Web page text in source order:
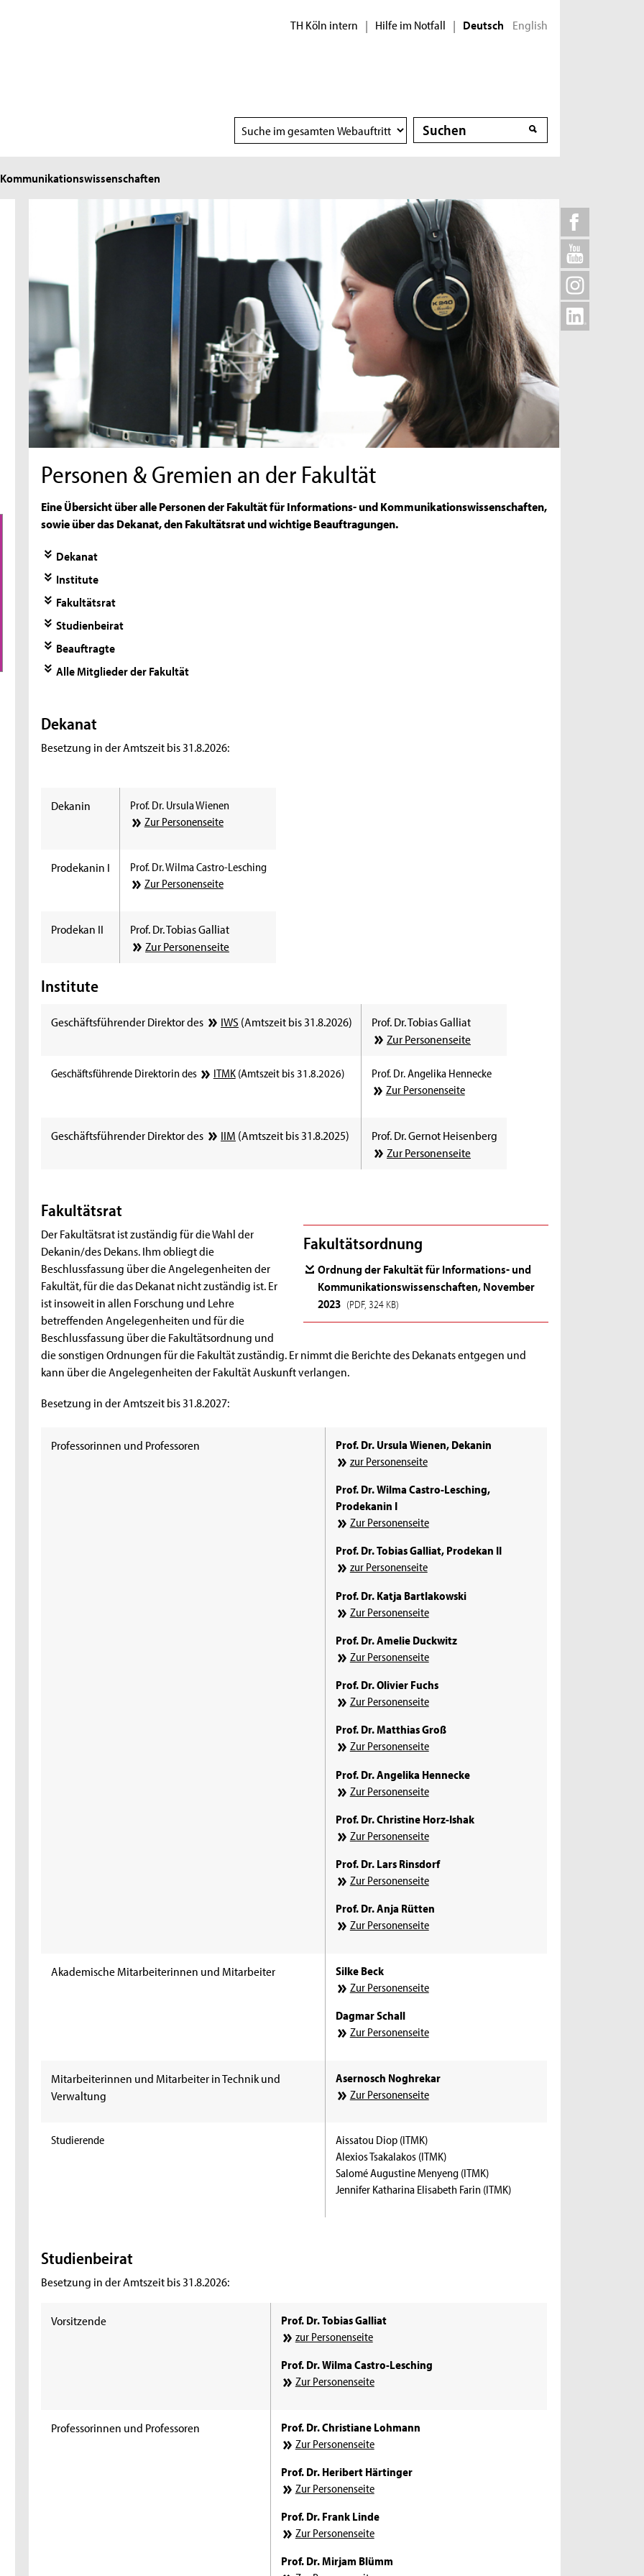
TH Köln intern | Hilfe im Notfall | Deutsch English
Suchbereich
wählen
Suche
Suche
Personen & Gremien an der Fakultät
Eine Übersicht über alle Personen der Fakultät für Informations- und Kommunikationswissenschaften,
sowie über das Dekanat, den Fakultätsrat und wichtige Beauftragungen.
Dekanat
Institute
Fakultätsrat
Studienbeirat
Beauftragte
Alle Mitglieder der Fakultät
Dekanat
Besetzung in der Amtszeit bis 31.8.2026:
Dekanin
Prof. Dr. Ursula Wienen
Zur Personenseite
Prodekanin I
Prof. Dr. Wilma Castro-Lesching
Zur Personenseite
Prodekan II
Prof. Dr. Tobias Galliat
Zur Personenseite
Institute
Geschäftsführender Direktor des IWS (Amtszeit bis 31.8.2026)
Prof. Dr. Tobias Galliat
Zur Personenseite
Geschäftsführende Direktorin des ITMK(Amtszeit bis 31.8.2026)
Prof. Dr. Angelika Hennecke
Zur Personenseite
Geschäftsführender Direktor des IIM (Amtszeit bis 31.8.2025)
Prof. Dr. Gernot Heisenberg
Zur Personenseite
Fakultätsrat
Fakultätsordnung
Ordnung der Fakultät für Informations- und
Kommunikationswissenschaften, November
2023 (PDF, 324 KB)
Der Fakultätsrat ist zuständig für die Wahl der
Dekanin/des Dekans. Ihm obliegt die
Beschlussfassung über die Angelegenheiten der
Fakultät, für die das Dekanat nicht zuständig ist. Er
ist insoweit in allen Forschung und Lehre
betreffenden Angelegenheiten und für die
Beschlussfassung über die Fakultätsordnung und
die sonstigen Ordnungen für die Fakultät zuständig. Er nimmt die Berichte des Dekanats entgegen und
kann über die Angelegenheiten der Fakultät Auskunft verlangen.
Besetzung in der Amtszeit bis 31.8.2027:
Professorinnen und Professoren
Prof. Dr. Ursula Wienen, Dekanin
zur Personenseite
Prof. Dr. Wilma Castro-Lesching,
Prodekanin I
Zur Personenseite
Prof. Dr. Tobias Galliat, Prodekan II
zur Personenseite
Prof. Dr. Katja Bartlakowski
Zur Personenseite
Prof. Dr. Amelie Duckwitz
Zur Personenseite
Prof. Dr. Olivier Fuchs
Zur Personenseite
Prof. Dr. Matthias Groß
Zur Personenseite
Prof. Dr. Angelika Hennecke
Zur Personenseite
Prof. Dr. Christine Horz-Ishak
Zur Personenseite
Prof. Dr. Lars Rinsdorf
Zur Personenseite
Prof. Dr. Anja Rütten
Zur Personenseite
Akademische Mitarbeiterinnen und Mitarbeiter
Silke Beck
Zur Personenseite
Dagmar Schall
Zur Personenseite
Mitarbeiterinnen und Mitarbeiter in Technik und
Verwaltung
Asernosch Noghrekar
Zur Personenseite
Studierende
Aissatou Diop (ITMK)
Alexios Tsakalakos (ITMK)
Salomé Augustine Menyeng (ITMK)
Jennifer Katharina Elisabeth Farin (ITMK)
Studienbeirat
Besetzung in der Amtszeit bis 31.8.2026:
Vorsitzende
Prof. Dr. Tobias Galliat
zur Personenseite
Prof. Dr. Wilma Castro-Lesching
Zur Personenseite
Professorinnen und Professoren
Prof. Dr. Christiane Lohmann
Zur Personenseite
Prof. Dr. Heribert Härtinger
Zur Personenseite​
Prof. Dr. Frank Linde
Zur Personenseite
Prof. Dr. Mirjam Blümm